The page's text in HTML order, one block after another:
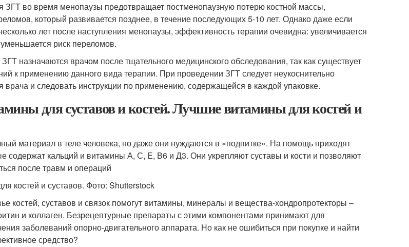
ЗГТ во время менопаузы предотвращает постменопаузную потерю костной массы,
который развивается позднее, в течение последующих 5-10 лет. Однако даже если
лет после наступления менопаузы, эффективность терапии очевидна: увеличивается
риск переломов.
назначаются врачом после тщательного медицинского обследования, так как существует
к применению данного вида терапии. При проведении ЗГТ следует неукоснительно
врача и следовать инструкции по применению, содержащейся в каждой упаковке.
для суставов и костей. Лучшие витамины для костей и
материал в теле человека, но даже они нуждаются в «подпитке». На помощь приходят
содержат кальций и витамины А, С, Е, В6 и Д3. Они укрепляют суставы и кости и позволяют
после травм и операций
костей и суставов. Фото: Shutterstock
костей, суставов и связок помогут витамины, минералы и вещества-хондропротекторы –
и коллаген. Безрецептурные препараты с этими компонентами принимают для
заболеваний опорно-двигательного аппарата. Но как не ошибиться при покупке и найти
средство?